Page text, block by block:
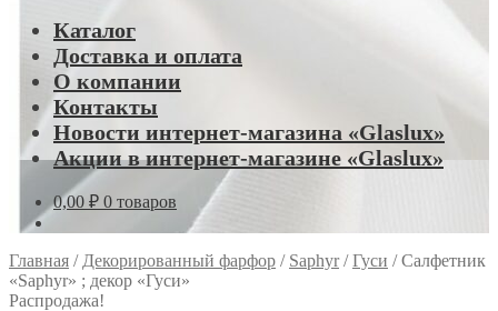
Каталог
Доставка и оплата
О компании
Контакты
Новости интернет-магазина «Glaslux»
Акции в интернет-магазине «Glaslux»
0,00 ₽ 0 товаров
Главная / Декорированный фарфор / Saphyr/Гуси /Салфетник
«Saphyr» ; декор «Гуси»
Распродажа!